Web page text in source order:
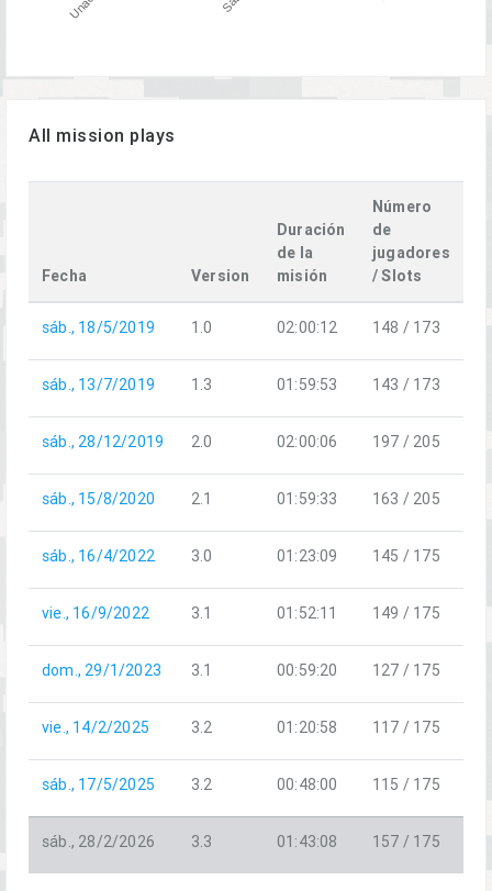
All mission plays
Fecha Version
Duración
de la
misión
Número
de
jugadores
/ Slots
sáb., 18/5/2019 1.0 02:00:12 148 / 173
sáb., 13/7/2019 1.3 01:59:53 143 / 173
sáb., 28/12/2019 2.0 02:00:06 197 / 205
sáb., 15/8/2020 2.1 01:59:33 163 / 205
sáb., 16/4/2022 3.0 01:23:09 145 / 175
vie., 16/9/2022 3.1 01:52:11 149 / 175
dom., 29/1/2023 3.1 00:59:20 127 / 175
vie., 14/2/2025 3.2 01:20:58 117 / 175
sáb., 17/5/2025 3.2 00:48:00 115 / 175
sáb., 28/2/2026 3.3 01:43:08 157 / 175